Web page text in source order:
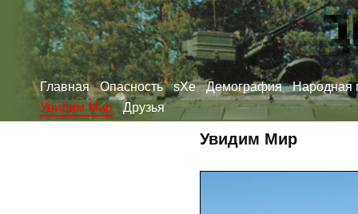
Главная Опасность sXe Демография
Народная
Увидим Мир
Друзья
Увидим Мир